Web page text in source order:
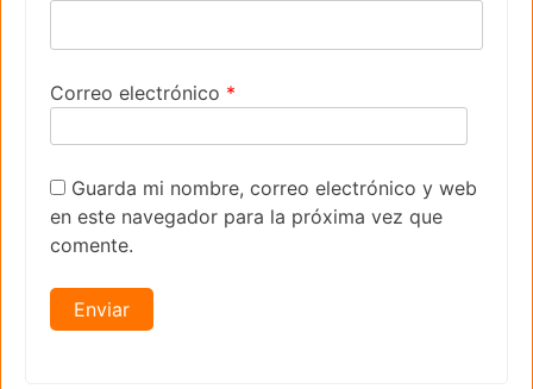
Correo electrónico *
Guarda mi nombre, correo electrónico y web
en este navegador para la próxima vez que
comente.